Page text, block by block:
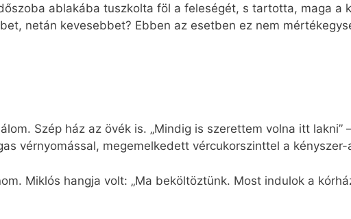
ablakába tuszkolta föl a feleségét, s tartotta, maga a
netán kevesebbet? Ebben az esetben ez nem
Szép ház az övék is. „Mindig is szerettem volna itt lakni”
vérnyomással, megemelkedett vércukorszinttel a
Miklós hangja volt: „Ma beköltöztünk. Most indulok a